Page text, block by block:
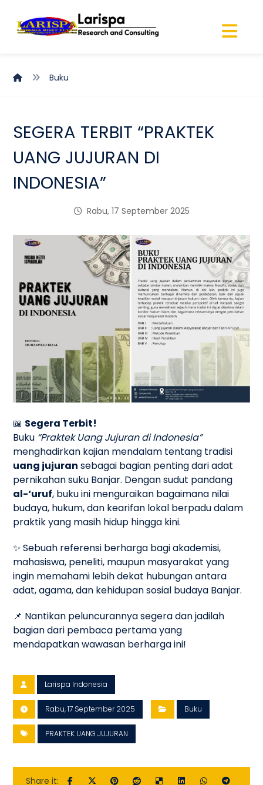
Buku
SEGERA TERBIT “PRAKTEK
UANG JUJURAN DI
INDONESIA”
Rabu, 17 September 2025
📖 Segera Terbit!
Buku “Praktek Uang Jujuran di Indonesia”
menghadirkan kajian mendalam tentang tradisi
uang jujuran sebagai bagian penting dari adat
pernikahan suku Banjar. Dengan sudut pandang
al-‘uruf, buku ini menguraikan bagaimana nilai
budaya, hukum, dan kearifan lokal berpadu dalam
praktik yang masih hidup hingga kini.
✨ Sebuah referensi berharga bagi akademisi,
mahasiswa, peneliti, maupun masyarakat yang
ingin memahami lebih dekat hubungan antara
adat, agama, dan kehidupan sosial budaya Banjar.
📌 Nantikan peluncurannya segera dan jadilah
bagian dari pembaca pertama yang
mendapatkan wawasan berharga ini!
Larispa Indonesia
Rabu, 17 September 2025 Buku
PRAKTEK UANG JUJURAN